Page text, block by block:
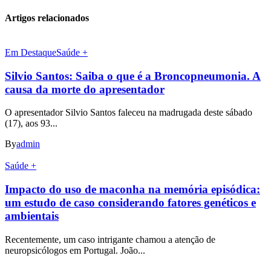
Artigos relacionados
Em DestaqueSaúde +
Silvio Santos: Saiba o que é a Broncopneumonia. A
causa da morte do apresentador
O apresentador Silvio Santos faleceu na madrugada deste sábado
(17), aos 93...
Byadmin
Saúde +
Impacto do uso de maconha na memória episódica:
um estudo de caso considerando fatores genéticos e
ambientais
Recentemente, um caso intrigante chamou a atenção de
neuropsicólogos em Portugal. João...